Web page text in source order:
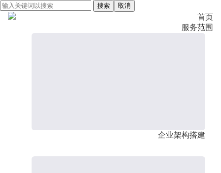
搜索 取消
首页
服务范围
企业架构搭建